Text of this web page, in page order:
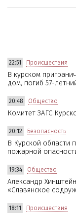
22:51 Происшествия
В курском
дом, погиб 57-
20:48 Общество
Комитет ЗАГС
20:12 Безопасность
В Курской области
пожарной
19:34 Общество
Александр
«Славянское
18:11 Происшествия